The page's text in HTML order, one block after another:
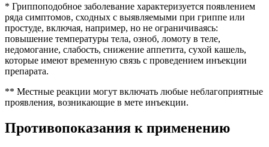
* Гриппоподобное заболевание характеризуется появлением
ряда симптомов, сходных с выявляемыми при гриппе или
простуде, включая, например, но не ограничиваясь:
повышение температуры тела, озноб, ломоту в теле,
недомогание, слабость, снижение аппетита, сухой кашель,
которые имеют временную связь с проведением инъекции
препарата.
** Местные реакции могут включать любые неблагоприятные
проявления, возникающие в мете инъекции.
Противопоказания к применению